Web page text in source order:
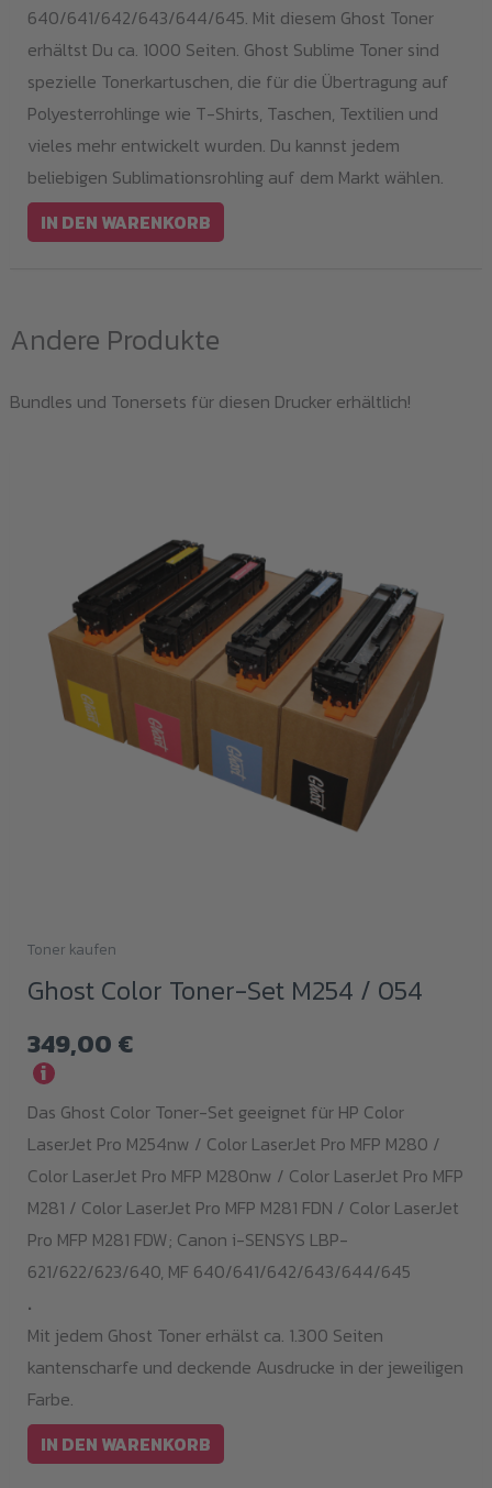
640/641/642/643/644/645. Mit diesem Ghost Toner
erhältst Du ca. 1000 Seiten. Ghost Sublime Toner sind
spezielle Tonerkartuschen, die für die Übertragung auf
Polyesterrohlinge wie T-Shirts, Taschen, Textilien und
vieles mehr entwickelt wurden. Du kannst jedem
beliebigen Sublimationsrohling auf dem Markt wählen.
IN DEN WARENKORB
Andere Produkte
Bundles und Tonersets für diesen Drucker erhältlich!
Toner kaufen
Ghost Color Toner-Set M254 / 054
349,00 €
i
Das Ghost Color Toner-Set geeignet für HP Color
LaserJet Pro M254nw / Color LaserJet Pro MFP M280 /
Color LaserJet Pro MFP M280nw / Color LaserJet Pro MFP
M281 / Color LaserJet Pro MFP M281 FDN / Color LaserJet
Pro MFP M281 FDW; Canon i-SENSYS LBP-
621/622/623/640, MF 640/641/642/643/644/645
.
Mit jedem Ghost Toner erhälst ca. 1.300 Seiten
kantenscharfe und deckende Ausdrucke in der jeweiligen
Farbe.
IN DEN WARENKORB